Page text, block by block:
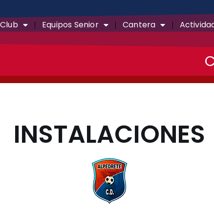
Club Equipos Senior Cantera
INSTALACIONES